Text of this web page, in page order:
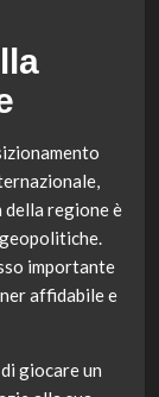
regione è
importante
affidabile e
giocare un